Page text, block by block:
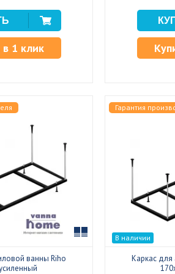
в 1 клик
Сравнить
ванны Riho
Гарантия
В наличии
Каркас для